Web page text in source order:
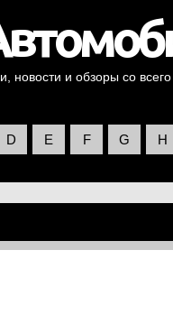
новости и обзоры со
D E F G H